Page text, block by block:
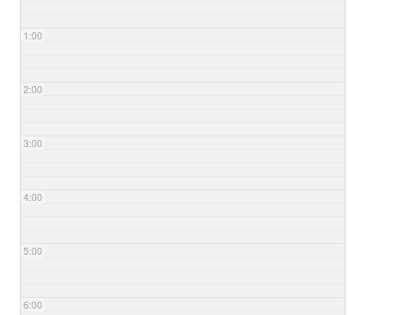
1:00
2:00
3:00
4:00
5:00
6:00